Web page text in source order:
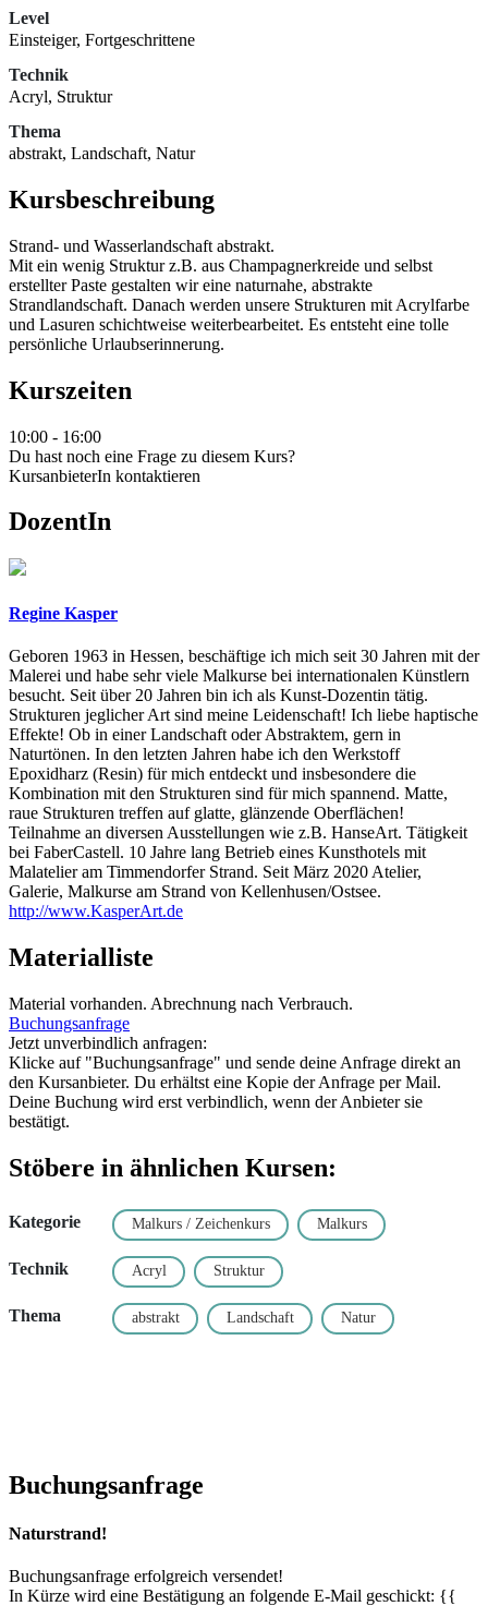
Level
Einsteiger, Fortgeschrittene
Technik
Acryl, Struktur
Thema
abstrakt, Landschaft, Natur
Kursbeschreibung
Strand- und Wasserlandschaft abstrakt.
Mit ein wenig Struktur z.B. aus Champagnerkreide und selbst
erstellter Paste gestalten wir eine naturnahe, abstrakte
Strandlandschaft. Danach werden unsere Strukturen mit Acrylfarbe
und Lasuren schichtweise weiterbearbeitet. Es entsteht eine tolle
persönliche Urlaubserinnerung.
Kurszeiten
10:00 - 16:00
Du hast noch eine Frage zu diesem Kurs?
KursanbieterIn kontaktieren
DozentIn
Regine Kasper
Geboren 1963 in Hessen, beschäftige ich mich seit 30 Jahren mit der
Malerei und habe sehr viele Malkurse bei internationalen Künstlern
besucht. Seit über 20 Jahren bin ich als Kunst-Dozentin tätig.
Strukturen jeglicher Art sind meine Leidenschaft! Ich liebe haptische
Effekte! Ob in einer Landschaft oder Abstraktem, gern in
Naturtönen. In den letzten Jahren habe ich den Werkstoff
Epoxidharz (Resin) für mich entdeckt und insbesondere die
Kombination mit den Strukturen sind für mich spannend. Matte,
raue Strukturen treffen auf glatte, glänzende Oberflächen!
Teilnahme an diversen Ausstellungen wie z.B. HanseArt. Tätigkeit
bei FaberCastell. 10 Jahre lang Betrieb eines Kunsthotels mit
Malatelier am Timmendorfer Strand. Seit März 2020 Atelier,
Galerie, Malkurse am Strand von Kellenhusen/Ostsee.
http://www.KasperArt.de
Materialliste
Material vorhanden. Abrechnung nach Verbrauch.
Buchungsanfrage
Jetzt unverbindlich anfragen:
Klicke auf "Buchungsanfrage" und sende deine Anfrage direkt an
den Kursanbieter. Du erhältst eine Kopie der Anfrage per Mail.
Deine Buchung wird erst verbindlich, wenn der Anbieter sie
bestätigt.
Stöbere in ähnlichen Kursen:
Kategorie Malkurs / Zeichenkurs Malkurs
Technik Acryl Struktur
Thema abstrakt Landschaft Natur
Buchungsanfrage
Naturstrand!
Buchungsanfrage erfolgreich versendet!
In Kürze wird eine Bestätigung an folgende E-Mail geschickt: {{